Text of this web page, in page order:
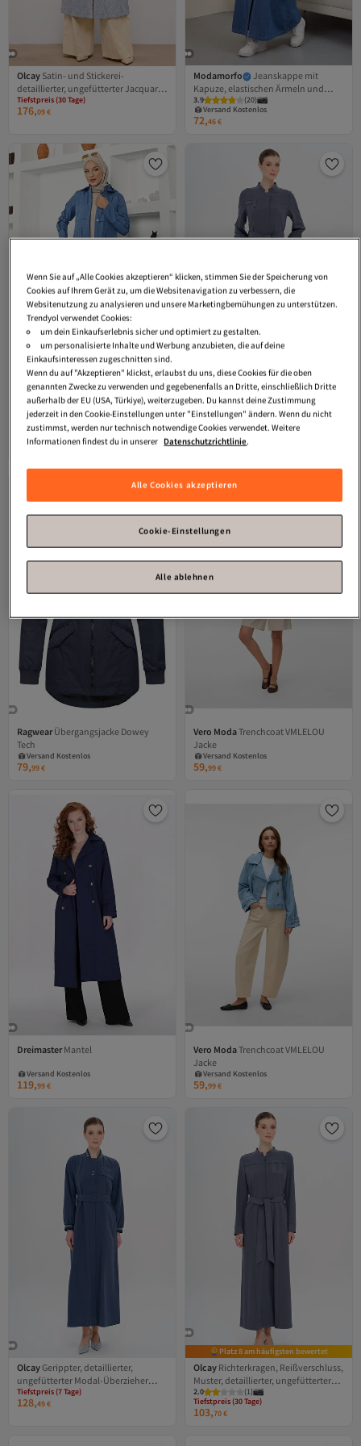
Olcay Satin- und Stickerei-
detaillierter, ungefütterter Jacquard-
Mantel BLAU 6860
Tiefstpreis (30 Tage)
Versand Kostenlos
Gratis Versand
176,09€
Modamorfo
Jeanskappe mit
Kapuze, elastischen Ärmeln und
Seitentaschen
3.9 (20)
Versand Kostenlos
Gratis Versand
Versand Kostenlos
72,46€
ModaMihram
Trenchcoat mit
Kapuze
2.0 ( 1)
Versand Kostenlos
Gratis Versand
37,
Platz 4 am häufigsten bewertet
Olcay Richterkragen Stein und
Muster Detaillierter ungefütterter
Mantel INDIGO 6716
3.5 (2)
Tiefstpreis (30 Tage)
Versand Kostenlos
Gratis Versand
103,70€
Ragwear Übergangsjacke Dowey
TechVersand Kostenlos
Gratis Versand
Versand Kostenlos
79,99€
Vero ModaTrenchcoat VMLELOU
Jacke
Versand Kostenlos
Gratis Versand
Versand Kostenlos
59,99€
Dreimaster Mantel
Gratis Versand
Versand Kostenlos
119,99€
Vero ModaTrenchcoat VMLELOU
Jacke
Versand Kostenlos
Gratis Versand
Versand Kostenlos
59,99€
OlcayGerippter, detaillierter,
ungefütterter Modal-Überzieher
INDIGO 6744
Tiefstpreis (7 Tage)
Versand Kostenlos
Gratis Versand
128,49€
Platz 8 am häufigsten bewertet
Olcay Richterkragen, Reißverschluss,
Muster, detaillierter, ungefütterter
Überzieher, Indigo 6715
2.0 (1)
Tiefstpreis (30 Tage)
Versand Kostenlos
Gratis Versand
103,70€
Wenn Sie auf „Alle Cookies akzeptieren“ klicken, stimmen Sie der Speicherung von
Cookies auf Ihrem Gerät zu, um die Websitenavigation zu verbessern, die
Websitenutzung zu analysieren und unsere Marketingbemühungen zu unterstützen.
Trendyol verwendet Cookies:
um dein Einkaufserlebnis sicher und optimiert zu gestalten.
um personalisierte Inhalte und Werbung anzubieten, die auf deine
Einkaufsinteressen zugeschnitten sind.
Wenn du auf "Akzeptieren" klickst, erlaubst du uns, diese Cookies für die oben
genannten Zwecke zu verwenden und gegebenenfalls an Dritte, einschließlich Dritte
außerhalb der EU (USA, Türkiye), weiterzugeben. Du kannst deine Zustimmung
jederzeit in den Cookie-Einstellungen unter "Einstellungen" ändern. Wenn du nicht
zustimmst, werden nur technisch notwendige Cookies verwendet. Weitere
Informationen findest du in unserer Datenschutzrichtlinie.
Alle Cookies akzeptieren
Cookie-Einstellungen
Alle ablehnen